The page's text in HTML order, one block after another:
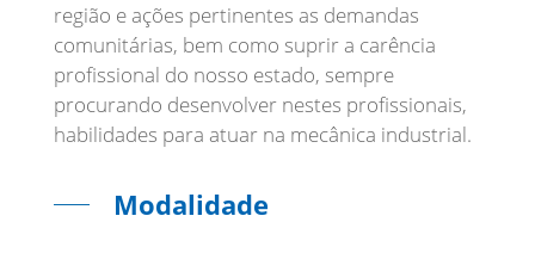
região e ações pertinentes as demandas
comunitárias, bem como suprir a carência
profissional do nosso estado, sempre
procurando desenvolver nestes profissionais,
habilidades para atuar na mecânica industrial.
Modalidade